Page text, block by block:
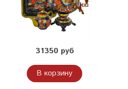
31350 руб
В корзину